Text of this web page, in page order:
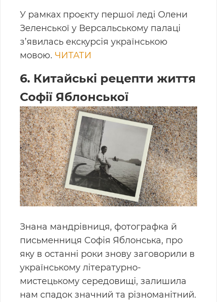
У рамках проєкту першої леді Олени
Зеленської у Версальському палаці
з’явилась екскурсія українською
мовою. ЧИТАТИ
6. Китайські рецепти життя
Софії Яблонської
Знана мандрівниця, фотографка й
письменниця Софія Яблонська, про
яку в останні роки знову заговорили в
українському літературно-
мистецькому середовищі, залишила
нам спадок значний та різноманітний.